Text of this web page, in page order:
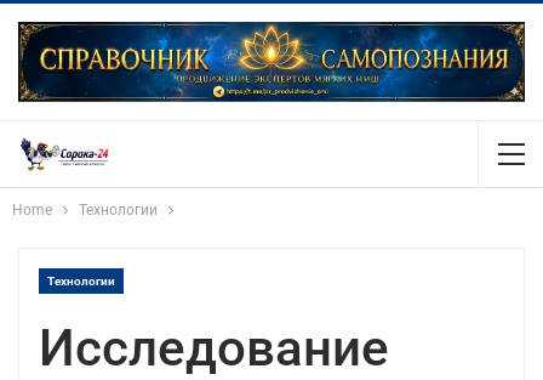
Home Технологии
Технологии
Исследование